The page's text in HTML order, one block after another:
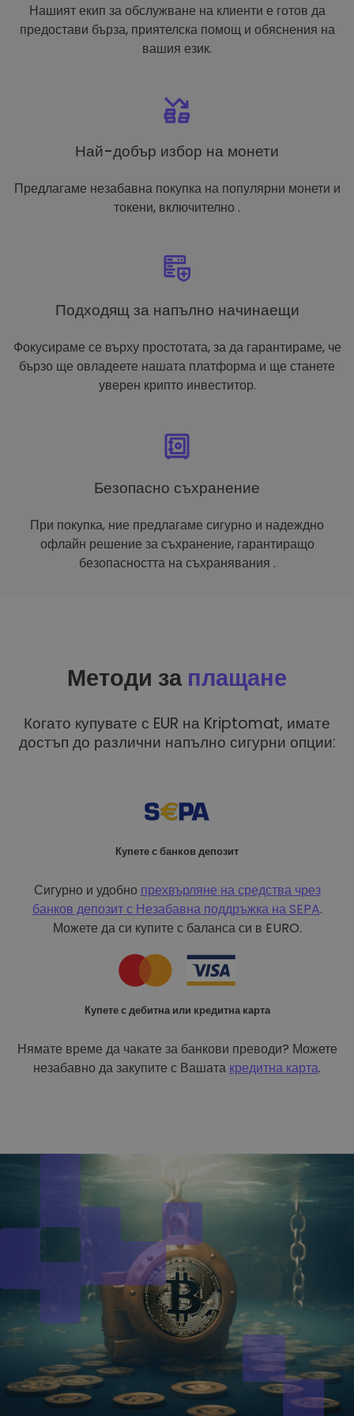
Нашият екип за обслужване на клиенти е готов да
предостави бърза, приятелска помощ и обяснения на
вашия език.
Най-добър избор на монети
Предлагаме незабавна покупка на популярни монети и
токени, включително .
Подходящ за напълно начинаещи
Фокусираме се върху простотата, за да гарантираме, че
бързо ще овладеете нашата платформа и ще станете
уверен крипто инвеститор.
Безопасно съхранение
При покупка, ние предлагаме сигурно и надеждно
офлайн решение за съхранение, гарантиращо
безопасността на съхранявания .
Методи за плащане
Когато купувате с EUR на Kriptomat, имате
достъп до различни напълно сигурни опции:
Купете с банков депозит
Сигурно и удобно прехвърляне на средства чрез
банков депозит с Незабавна поддръжка на SEPA.
Можете да си купите с баланса си в EURO.
Купете с дебитна или кредитна карта
Нямате време да чакате за банкови преводи? Можете
незабавно да закупите с Вашата кредитна карта.